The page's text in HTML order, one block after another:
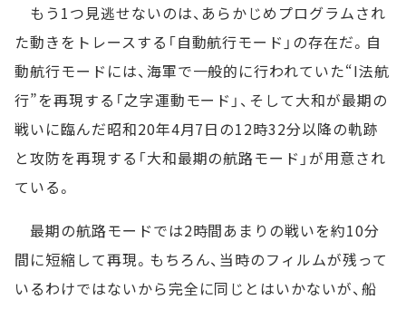
もう1つ見逃せないのは、あらかじめプログラムされ
た動きをトレースする「自動航行モード」の存在だ。自
動航行モードには、海軍で一般的に行われていた“I法航
行”を再現する「之字運動モード」、そして大和が最期の
戦いに臨んだ昭和20年4月7日の12時32分以降の軌跡
と攻防を再現する「大和最期の航路モード」が用意され
ている。
最期の航路モードでは2時間あまりの戦いを約10分
間に短縮して再現。もちろん、当時のフィルムが残って
いるわけではないから完全に同じとはいかないが、船